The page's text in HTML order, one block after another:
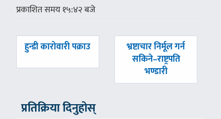
प्रकाशित समय १५:४२ बजे
पछिल्लाे
हुन्डी कारोवारी पक्राउ
अघिल्लाे
भ्रष्टाचार निर्मूल गर्न
सकिने–राष्ट्रपति
भण्डारी
प्रतिक्रिया दिनुहोस्